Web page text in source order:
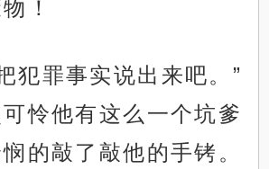
！
犯罪事实说出来吧。”
怜他有这么一个坑爹
的敲了敲他的手铐。